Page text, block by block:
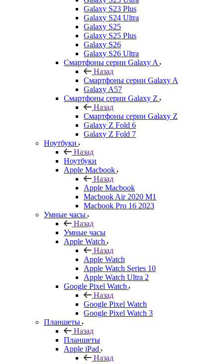
Galaxy S23 Plus
Galaxy S24 Ultra
Galaxy S25
Galaxy S25 Plus
Galaxy S26
Galaxy S26 Ultra
Смартфоны серии Galaxy A
Назад
Смартфоны серии Galaxy A
Galaxy A57
Смартфоны серии Galaxy Z
Назад
Смартфоны серии Galaxy Z
Galaxy Z Fold 6
Galaxy Z Fold 7
Ноутбуки
Назад
Ноутбуки
Apple Macbook
Назад
Apple Macbook
Macbook Air 2020 M1
Macbook Pro 16 2023
Умные часы
Назад
Умные часы
Apple Watch
Назад
Apple Watch
Apple Watch Series 10
Apple Watch Ultra 2
Google Pixel Watch
Назад
Google Pixel Watch
Google Pixel Watch 3
Планшеты
Назад
Планшеты
Apple iPad
Назад